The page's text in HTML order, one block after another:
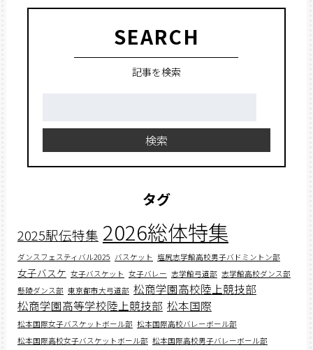
SEARCH
記事を検索
検索
タグ
2025駅伝特集 2026総体特集
ダンスフェスティバル2025 バスケット 塩尻志学館高校男子バドミントン部
女子バスケ 女子バスケット 女子バレー 志学館弓道部 志学館高校ダンス部
懸陵ダンス部 東京都市大弓道部 松商学園高校陸上競技部
松商学園高等学校陸上競技部 松本国際
松本国際女子バスケットボール部 松本国際高校バレーボール部
松本国際高校女子バスケットボール部 松本国際高校男子バレーボール部